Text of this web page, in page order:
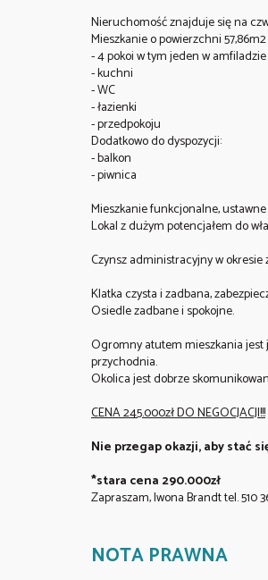
Nieruchomość znajduje się na
Mieszkanie o powierzchni 57,86m2
- 4 pokoi w tym jeden w amfiladzie
- kuchni
- WC
- łazienki
- przedpokoju
Dodatkowo do dyspozycji:
- balkon
- piwnica
Mieszkanie funkcjonalne,
Lokal z dużym potencjałem do
Czynsz administracyjny w okresie
Klatka czysta i zadbana,
Osiedle zadbane i spokojne.
Ogromny atutem mieszkania jest
przychodnia.
Okolica jest dobrze
CENA 245.000zł DO NEGOCJACJI!!!
Nie przegap okazji, aby stać
*stara cena 290.000zł
Zapraszam, Iwona Brandt tel. 510
NOTA PRAWNA